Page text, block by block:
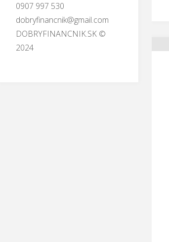
0907 997 530
dobryfinancnik@gmail.com
DOBRYFINANCNIK.SK ©
2024